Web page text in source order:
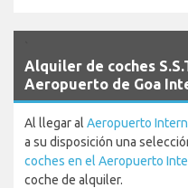
Alquiler de coches
Aeropuerto de Goa
Al llegar al Aeropuerto
a su disposición una
coches en el Aeropuerto
coche de alquiler.